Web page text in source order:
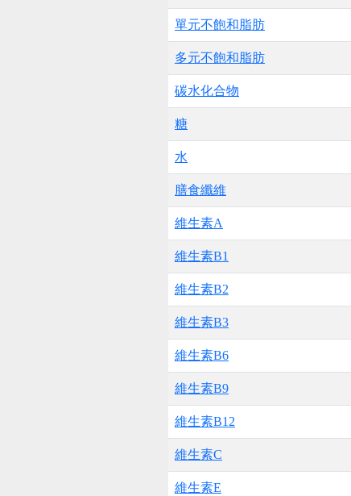
單元不飽和脂肪
多元不飽和脂肪
碳水化合物
糖
水
膳食纖維
維生素A
維生素B1
維生素B2
維生素B3
維生素B6
維生素B9
維生素B12
維生素C
維生素E